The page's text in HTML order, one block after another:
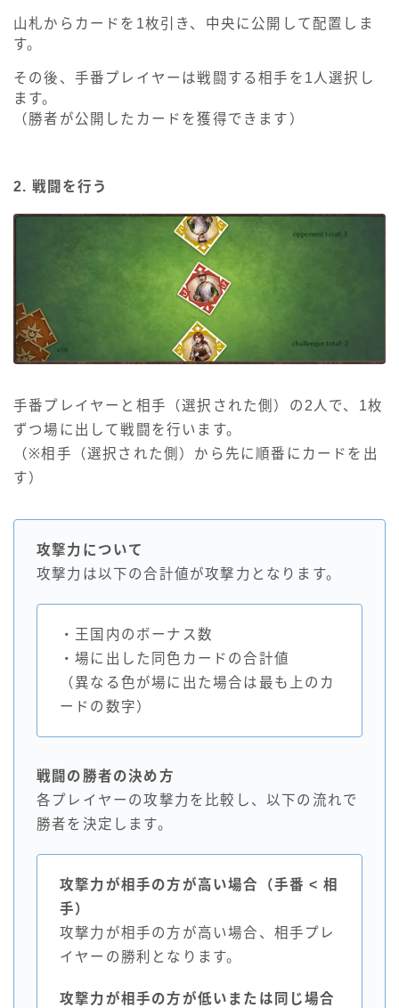
山札からカードを1枚引き、中央に公開して配置しま
す。
その後、手番プレイヤーは戦闘する相手を1人選択し
ます。
（勝者が公開したカードを獲得できます）
2. 戦闘を行う
手番プレイヤーと相手（選択された側）の2人で、1枚
ずつ場に出して戦闘を行います。
（※相手（選択された側）から先に順番にカードを出
す）
攻撃力について
攻撃力は以下の合計値が攻撃力となります。
・王国内のボーナス数
・場に出した同色カードの合計値
（異なる色が場に出た場合は最も上のカ
ードの数字）
戦闘の勝者の決め方
各プレイヤーの攻撃力を比較し、以下の流れで
勝者を決定します。
攻撃力が相手の方が高い場合（手番 < 相
手）
攻撃力が相手の方が高い場合、相手プレ
イヤーの勝利となります。
攻撃力が相手の方が低いまたは同じ場合